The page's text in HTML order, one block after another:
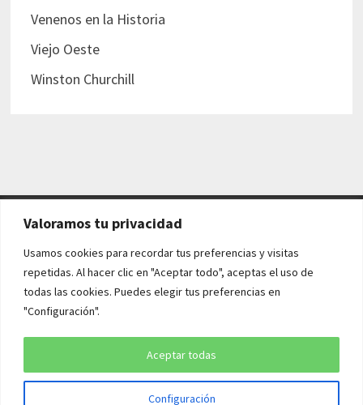
Valoramos tu privacidad
Usamos cookies para recordar tus preferencias y visitas
repetidas. Al hacer clic en "Aceptar todo", aceptas el uso de
todas las cookies. Puedes elegir tus preferencias en
"Configuración".
Configuración
Aceptar todas
Venenos en la Historia
Viejo Oeste
Winston Churchill
AVISO LEGAL Y POLÍTICAS
Aviso legal
Política de cookies